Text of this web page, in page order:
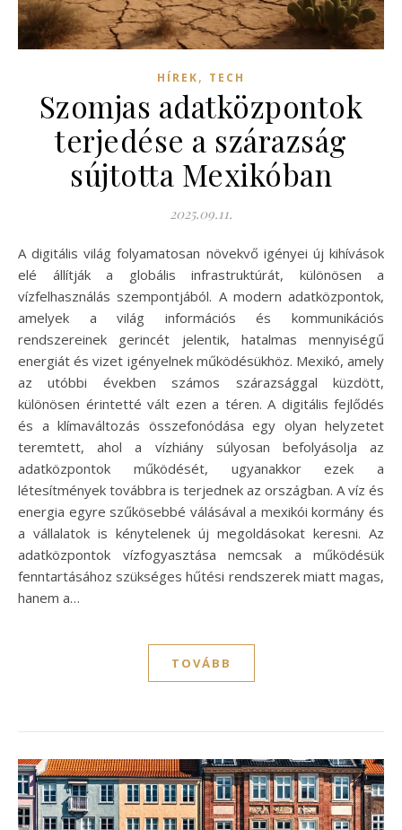
HÍREK, TECH
Szomjas adatközpontok
terjedése a szárazság
sújtotta Mexikóban
2025.09.11.
A digitális világ folyamatosan növekvő igényei új kihívások
elé állítják a globális infrastruktúrát, különösen a
vízfelhasználás szempontjából. A modern adatközpontok,
amelyek a világ információs és kommunikációs
rendszereinek gerincét jelentik, hatalmas mennyiségű
energiát és vizet igényelnek működésükhöz. Mexikó, amely
az utóbbi években számos szárazsággal küzdött,
különösen érintetté vált ezen a téren. A digitális fejlődés
és a klímaváltozás összefonódása egy olyan helyzetet
teremtett, ahol a vízhiány súlyosan befolyásolja az
adatközpontok működését, ugyanakkor ezek a
létesítmények továbbra is terjednek az országban. A víz és
energia egyre szűkösebbé válásával a mexikói kormány és
a vállalatok is kénytelenek új megoldásokat keresni. Az
adatközpontok vízfogyasztása nemcsak a működésük
fenntartásához szükséges hűtési rendszerek miatt magas,
hanem a…
TOVÁBB